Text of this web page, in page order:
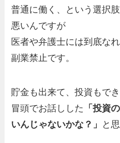
普通に働く、という選択
悪いんですが
医者や弁護士には到底な
副業禁止です。
貯金も出来て、投資もで
冒頭でお話しした 「投資
いんじゃないかな？」
と